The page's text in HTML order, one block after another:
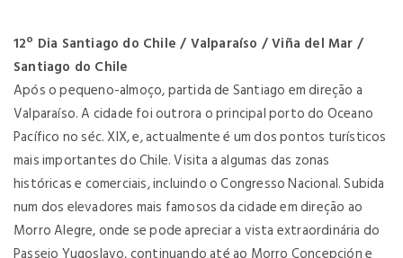
12º Dia Santiago do Chile / Valparaíso / Viña del Mar /
Santiago do Chile
Após o pequeno-almoço, partida de Santiago em direção a
Valparaíso. A cidade foi outrora o principal porto do Oceano
Pacífico no séc. XIX, e, actualmente é um dos pontos turísticos
mais importantes do Chile. Visita a algumas das zonas
históricas e comerciais, incluindo o Congresso Nacional. Subida
num dos elevadores mais famosos da cidade em direção ao
Morro Alegre, onde se pode apreciar a vista extraordinária do